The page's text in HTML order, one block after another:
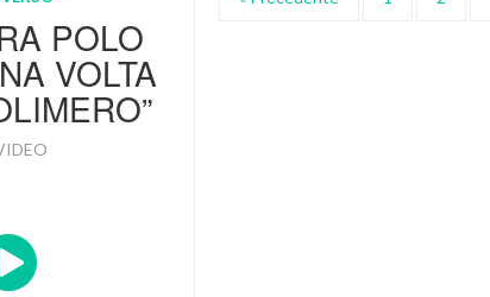
proietterà la […]
POLO
VOLTA